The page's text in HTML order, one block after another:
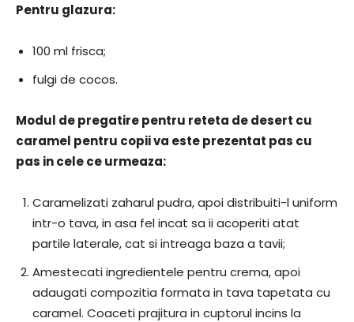
Pentru glazura:
100 ml frisca;
fulgi de cocos.
Modul de pregatire pentru reteta de desert cu
caramel pentru copii va este prezentat pas cu
pas in cele ce urmeaza:
Caramelizati zaharul pudra, apoi distribuiti-l uniform
intr-o tava, in asa fel incat sa ii acoperiti atat
partile laterale, cat si intreaga baza a tavii;
Amestecati ingredientele pentru crema, apoi
adaugati compozitia formata in tava tapetata cu
caramel. Coaceti prajitura in cuptorul incins la